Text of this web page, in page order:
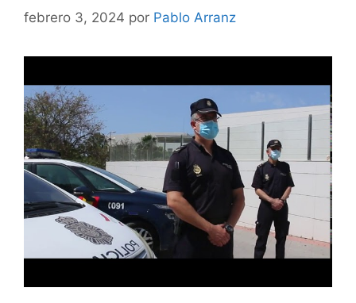
febrero 3, 2024 por Pablo Arranz